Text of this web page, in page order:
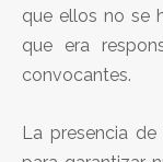
que ellos no se
que era
convocantes.
La presencia